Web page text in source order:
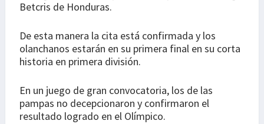
Betcris de Honduras.
De esta manera la cita está confirmada y los
olanchanos estarán en su primera final en su corta
historia en primera división.
En un juego de gran convocatoria, los de las
pampas no decepcionaron y confirmaron el
resultado logrado en el Olímpico.